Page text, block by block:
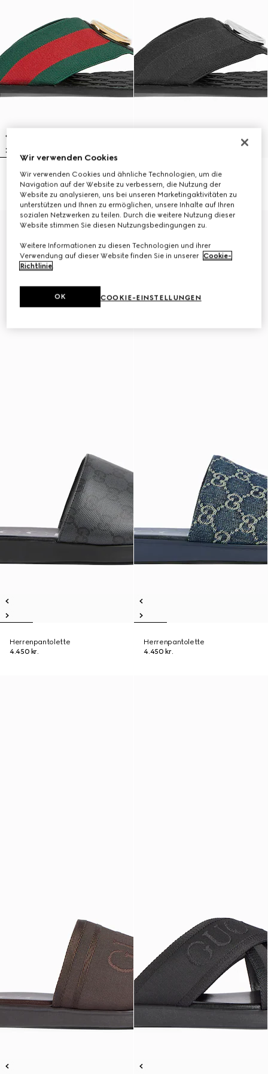
Riviera Herren-Zehensandale
4.850 kr.
Riviera Herren-Zehensandale
4.850 kr.
Herrenpantolette
4.450 kr.
Herrenpantolette
4.450 kr.
Wir verwenden Cookies
Wir verwenden Cookies und ähnliche Technologien, um die
Navigation auf der Website zu verbessern, die Nutzung der
Website zu analysieren, uns bei unseren Marketingaktivitäten zu
unterstützen und Ihnen zu ermöglichen, unsere Inhalte auf Ihren
sozialen Netzwerken zu teilen. Durch die weitere Nutzung dieser
Website stimmen Sie diesen Nutzungsbedingungen zu.
Weitere Informationen zu diesen Technologien und ihrer
Verwendung auf dieser Website finden Sie in unserer Cookie-
Richtlinie.
COOKIE-EINSTELLUNGEN
OK